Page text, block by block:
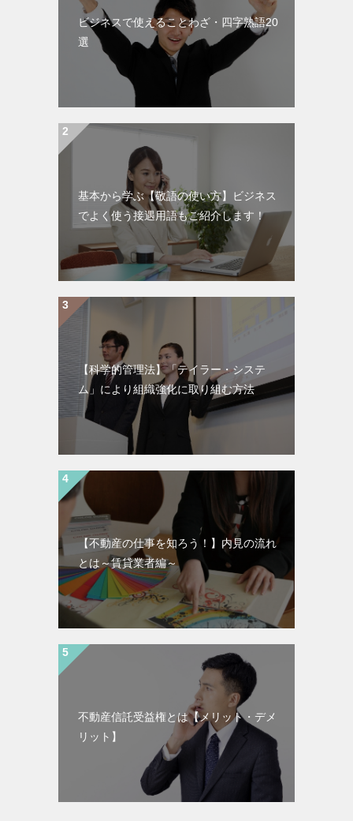
ビジネスで使えることわざ・四字熟語20
選
基本から学ぶ【敬語の使い方】ビジネス
でよく使う接遇用語もご紹介します！
【科学的管理法】「テイラー・システ
ム」により組織強化に取り組む方法
【不動産の仕事を知ろう！】内見の流れ
とは～賃貸業者編～
不動産信託受益権とは【メリット・デメ
リット】